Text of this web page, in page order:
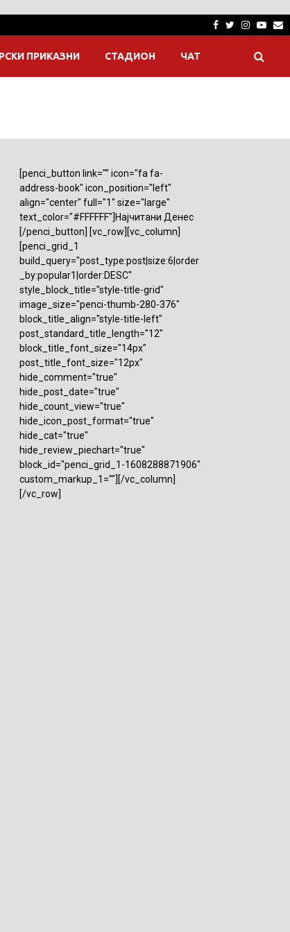
Facebook
Twitter
ПРИКАЗНИ СТАДИОН ЧАТ
[penci_button link="" icon="fa fa-
address-book" icon_position="left"
align="center" full="1" size="large"
text_color="#FFFFFF"]Најчитани Денес
[/penci_button] [vc_row][vc_column]
[penci_grid_1
build_query="post_type:post|size:6|order
_by:popular1|order:DESC"
style_block_title="style-title-grid"
image_size="penci-thumb-280-376"
block_title_align="style-title-left"
post_standard_title_length="12"
block_title_font_size="14px"
post_title_font_size="12px"
hide_comment="true"
hide_post_date="true"
hide_count_view="true"
hide_icon_post_format="true"
hide_cat="true"
hide_review_piechart="true"
block_id="penci_grid_1-1608288871906"
custom_markup_1=""][/vc_column]
[/vc_row]